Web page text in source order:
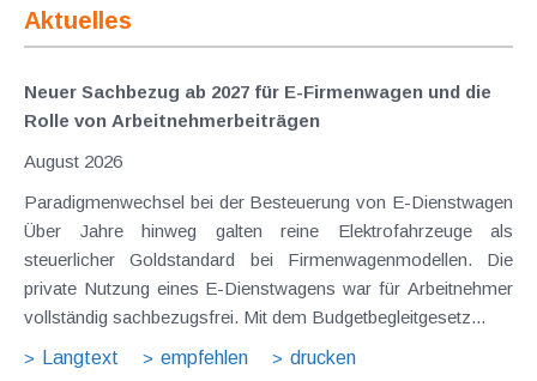
Aktuelles
Neuer Sachbezug ab 2027 für E-Firmenwagen und die
Rolle von Arbeitnehmer​­beiträgen
August 2026
Paradigmenwechsel bei der Besteuerung von E-Dienstwagen
Über Jahre hinweg galten reine Elektrofahrzeuge als
steuerlicher Goldstandard bei Firmenwagenmodellen. Die
private Nutzung eines E-Dienstwagens war für Arbeitnehmer
vollständig sachbezugsfrei. Mit dem Budgetbegleitgesetz...
Langtext
empfehlen drucken